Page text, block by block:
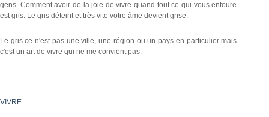
gens. Comment avoir de la joie de vivre quand tout ce qui vous entoure
est gris. Le gris déteint et très vite votre âme devient grise.
Le gris ce n'est pas une ville, une région ou un pays en particulier mais
c'est un art de vivre qui ne me convient pas.
VIVRE